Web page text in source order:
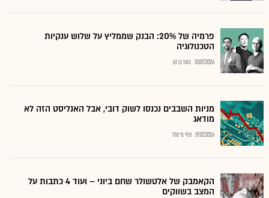
פרמיה של 20%: הבנק שממליץ על שלוש ענקיות
הטכנולוגיה
20.07.2026 בועז בן נון
מניות השבבים נכנסו לשוק דובי, אבל האנליסט הזה לא
מודאג
19.07.2026 צחי גרינולד
הקאמבק של אלטשולר שחם ביוני – ועוד 4 כתבות על
המצב בשווקים